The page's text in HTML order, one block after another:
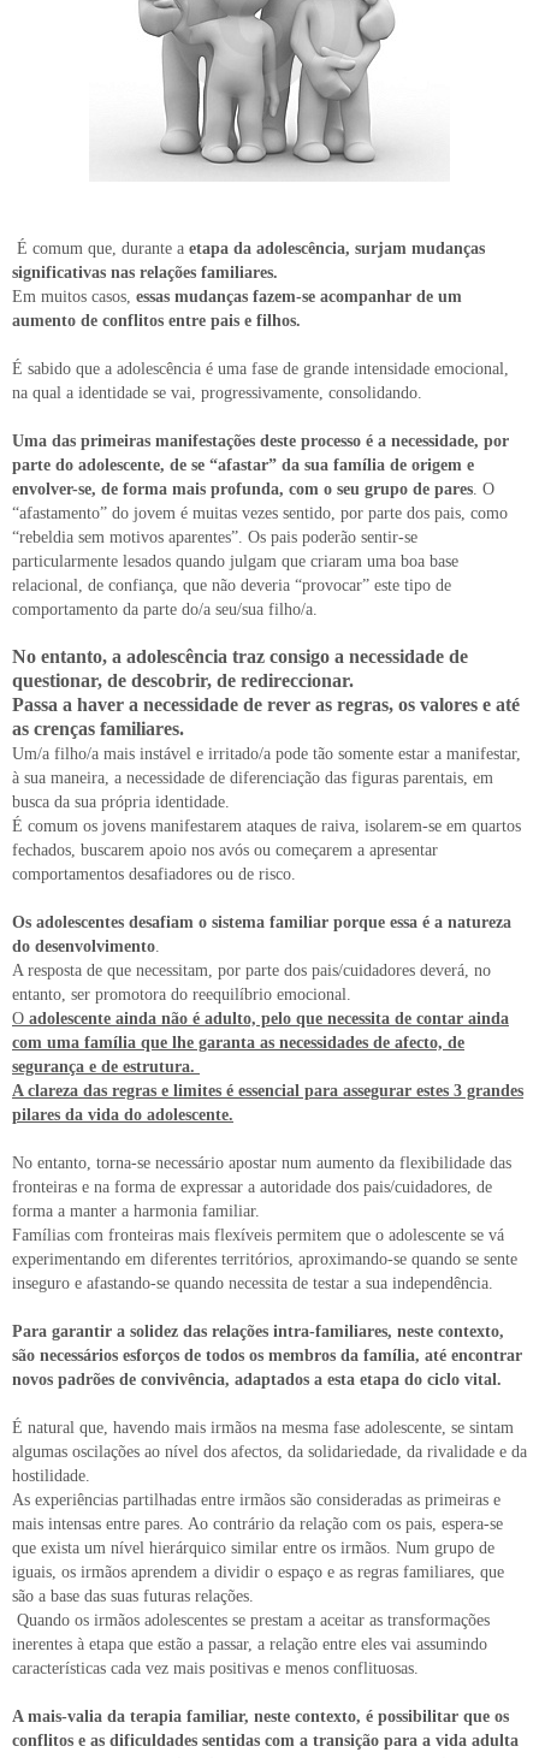
É comum que, durante a etapa da adolescência, surjam mudanças
significativas nas relações familiares.
Em muitos casos, essas mudanças fazem-se acompanhar de um
aumento de conflitos entre pais e filhos.
É sabido que a adolescência é uma fase de grande intensidade emocional,
na qual a identidade se vai, progressivamente, consolidando.
Uma das primeiras manifestações deste processo é a necessidade, por
parte do adolescente, de se “afastar” da sua família de origem e
envolver-se, de forma mais profunda, com o seu grupo de pares . O
“afastamento” do jovem é muitas vezes sentido, por parte dos pais, como
“rebeldia sem motivos aparentes”. Os pais poderão sentir-se
particularmente lesados quando julgam que criaram uma boa base
relacional, de confiança, que não deveria “provocar” este tipo de
comportamento da parte do/a seu/sua filho/a.
No entanto, a adolescência traz consigo a necessidade de
questionar, de descobrir, de redireccionar.
Passa a haver a necessidade de rever as regras, os valores e até
as crenças familiares.
Um/a filho/a mais instável e irritado/a pode tão somente estar a manifestar,
à sua maneira, a necessidade de diferenciação das figuras parentais, em
busca da sua própria identidade.
É comum os jovens manifestarem ataques de raiva, isolarem-se em quartos
fechados, buscarem apoio nos avós ou começarem a apresentar
comportamentos desafiadores ou de risco.
Os adolescentes desafiam o sistema familiar porque essa é a natureza
do desenvolvimento
A resposta de que necessitam, por parte dos pais/cuidadores deverá, no
entanto, ser promotora do reequilíbrio emocional.
O adolescente ainda não é adulto, pelo que necessita de contar ainda
com uma família que lhe garanta as necessidades de afecto, de
segurança e de estrutura.
A clareza das regras e limites é essencial para assegurar estes 3 grandes
pilares da vida do adolescente.
No entanto, torna-se necessário apostar num aumento da flexibilidade das
fronteiras e na forma de expressar a autoridade dos pais/cuidadores, de
forma a manter a harmonia familiar.
Famílias com fronteiras mais flexíveis permitem que o adolescente se vá
experimentando em diferentes territórios, aproximando-se quando se sente
inseguro e afastando-se quando necessita de testar a sua independência.
Para garantir a solidez das relações intra-familiares, neste contexto,
são necessários esforços de todos os membros da família, até encontrar
novos padrões de convivência, adaptados a esta etapa do ciclo vital.
É natural que, havendo mais irmãos na mesma fase adolescente, se sintam
algumas oscilações ao nível dos afectos, da solidariedade, da rivalidade e da
hostilidade.
As experiências partilhadas entre irmãos são consideradas as primeiras e
mais intensas entre pares. Ao contrário da relação com os pais, espera-se
que exista um nível hierárquico similar entre os irmãos. Num grupo de
iguais, os irmãos aprendem a dividir o espaço e as regras familiares, que
são a base das suas futuras relações.
Quando os irmãos adolescentes se prestam a aceitar as transformações
inerentes à etapa que estão a passar, a relação entre eles vai assumindo
características cada vez mais positivas e menos conflituosas.
A mais-valia da terapia familiar, neste contexto, é possibilitar que os
conflitos e as dificuldades sentidas com a transição para a vida adulta